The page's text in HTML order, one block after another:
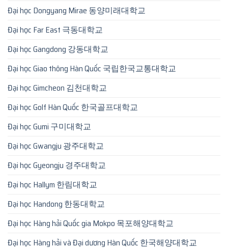
Đại học Dongyang Mirae 동양미래대학교
Đại học Far East 극동대학교
Đại học Gangdong 강동대학교
Đại học Giao thông Hàn Quốc 국립한국교통대학교
Đại học Gimcheon 김천대학교
Đại học Golf Hàn Quốc 한국골프대학교
Đại học Gumi 구미대학교
Đại học Gwangju 광주대학교
Đại học Gyeongju 경주대학교
Đại học Hallym 한림대학교
Đại học Handong 한동대학교
Đại học Hàng hải Quốc gia Mokpo 목포해양대학교
Đại học Hàng hải và Đại dương Hàn Quốc 한국해양대학교